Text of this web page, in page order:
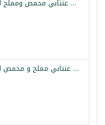
فستق عنتابي محمص ومملح اناتوليا 150غ
فستق عنتابي مملح و محمص اناتوليا 500غ